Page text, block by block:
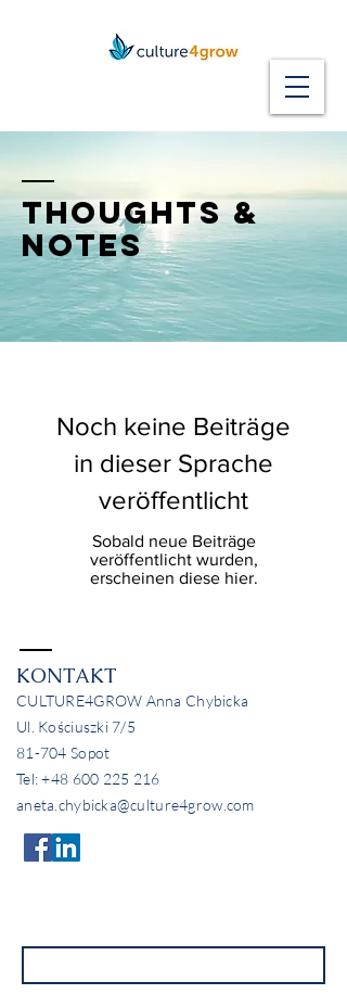
thoughts &
notes
Noch keine Beiträge
in dieser Sprache
veröffentlicht
Sobald neue Beiträge
veröffentlicht wurden,
erscheinen diese hier.
KONTAKT
CULTURE4GROW Anna Chybicka
Ul. Kościuszki 7/5
81-704 Sopot
Tel:+48 600 225 216
aneta.chybicka@culture4grow.com